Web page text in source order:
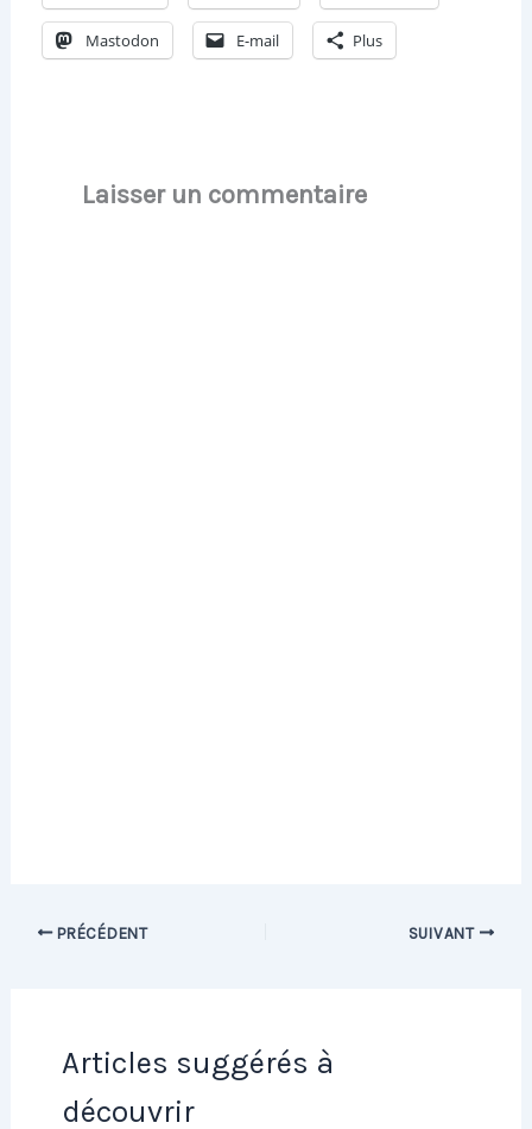
Mastodon E-mail Plus
Laisser un commentaire
PRÉCÉDENT SUIVANT
Articles suggérés à
découvrir